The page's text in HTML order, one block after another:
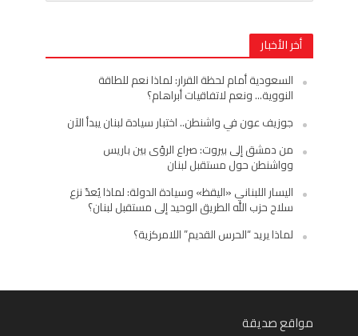
أخر الأخبار
السعودية أمام لحظة القرار: لماذا نعم للطاقة
النووية… ونعم لاتفاقيات أبراهام؟
جوزيف عون في واشنطن.. اختبار سيادة لبنان يبدأ الآن
من دمشق إلى بيروت: صراع الرؤى بين باريس
وواشنطن حول مستقبل لبنان
اليسار اللبناني «اليقظ» وسيادة الدولة: لماذا يُعدّ نزع
سلاح حزب الله الطريق الوحيد إلى مستقبل لبنان؟
لماذا يريد “الحرس القديم” اللامركزية؟
مواقع صديقة